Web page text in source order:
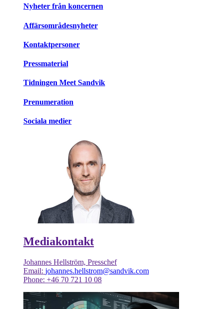
Nyheter från koncernen
Affärsområdesnyheter
Kontaktpersoner
Pressmaterial
Tidningen Meet Sandvik
Prenumeration
Sociala medier
Mediakontakt
Johannes Hellström, Presschef
Email: johannes.hellstrom@sandvik.com
Phone: +46 70 721 10 08